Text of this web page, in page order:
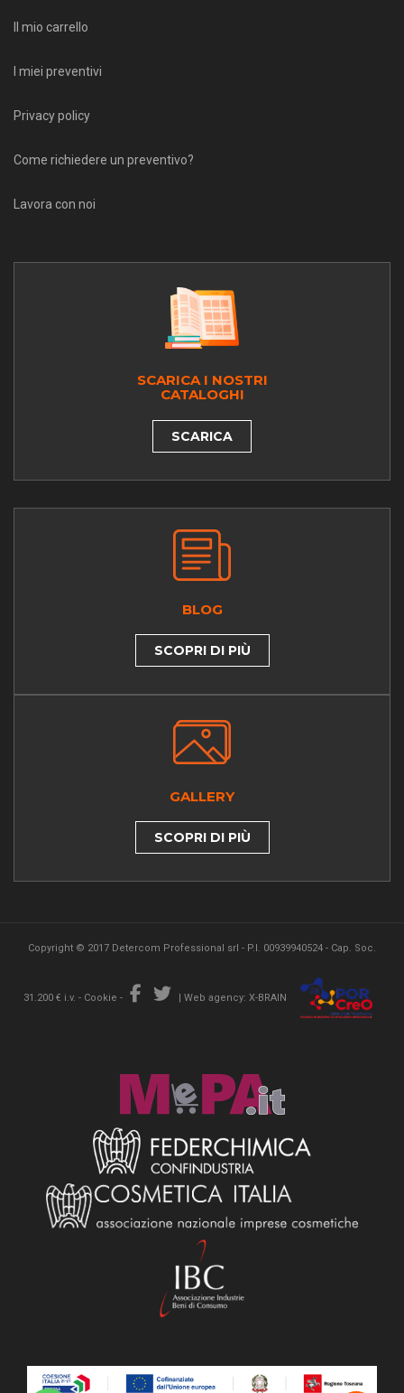
Il mio carrello
I miei preventivi
Privacy policy
Come richiedere un preventivo?
Lavora con noi
SCARICA I NOSTRI
CATALOGHI
SCARICA
BLOG
SCOPRI DI PIÙ
GALLERY
SCOPRI DI PIÙ
Copyright © 2017 Detercom Professional srl - P.I. 00939940524 - Cap. Soc.
31.200 € i.v. - Cookie - | Web agency: X-BRAIN